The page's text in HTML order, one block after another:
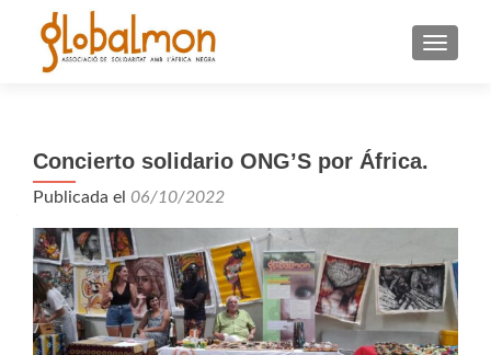
Concierto solidario ONG’S por África.
Publicada el 06/10/2022